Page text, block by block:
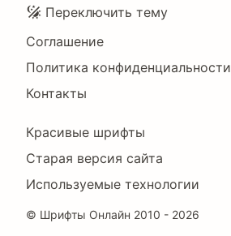
Подвал
Переключить тему
Соглашение
Политика конфиденциальности
Контакты
Footer
Right
Красивые шрифты
Старая версия сайта
Используемые технологии
© Шрифты Онлайн 2010 - 2026